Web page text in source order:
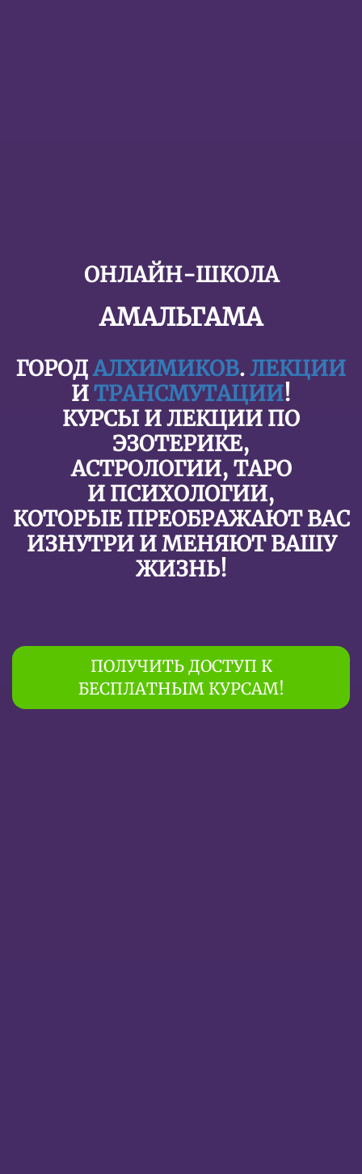
ОНЛАЙН-ШКОЛА
АМАЛЬГАМА
ГОРОДАЛХИМИКОВ.ЛЕКЦИИ
ИТРАНСМУТАЦИИ!
КУРСЫ И ЛЕКЦИИ ПО
ЭЗОТЕРИКЕ,
АСТРОЛОГИИ, ТАРО
И ПСИХОЛОГИИ,
КОТОРЫЕ ПРЕОБРАЖАЮТ ВАС
ИЗНУТРИ И МЕНЯЮТ ВАШУ
ЖИЗНЬ!
ПОЛУЧИТЬ ДОСТУП К
БЕСПЛАТНЫМ КУРСАМ!